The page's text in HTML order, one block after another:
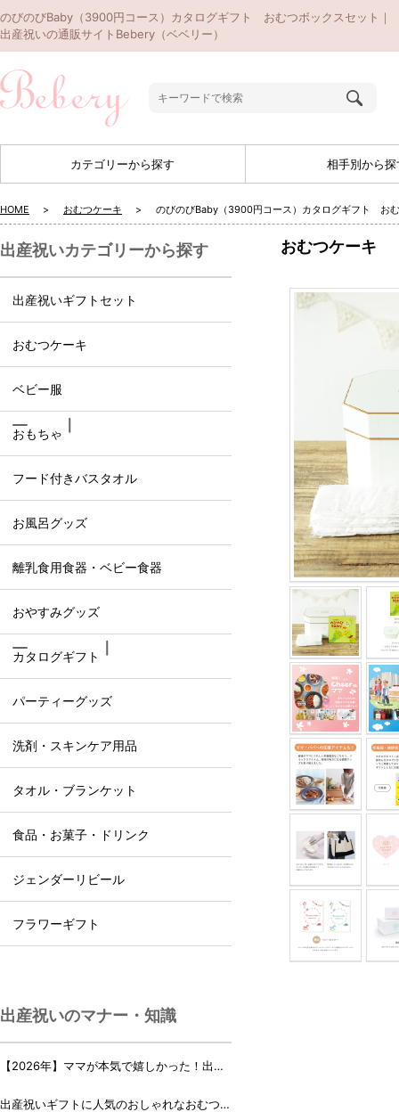
のびのびBaby（3900円コース）カタログギフト おむつボックスセット｜
出産祝いの通販サイトBebery（ベベリー）
カテゴリーから探す 相手別から探
HOME おむつケーキ のびのびBaby（3900円コース）カタログギフト お
おむつケーキ
出産祝いカテゴリーから探す
出産祝いギフトセット
おむつケーキ
ベビー服
おもちゃ
フード付きバスタオル
お風呂グッズ
離乳食用食器・ベビー食器
おやすみグッズ
カタログギフト
パーティーグッズ
洗剤・スキンケア用品
タオル・ブランケット
食品・お菓子・ドリンク
ジェンダーリビール
フラワーギフト
出産祝いのマナー・知識
【2026年】ママが本気で嬉しかった！出産
出産祝いギフトに人気のおしゃれなおむつケ